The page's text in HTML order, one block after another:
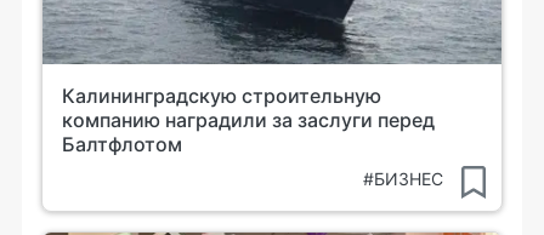
Калининградскую строительную
компанию наградили за заслуги перед
Балтфлотом
#БИЗНЕС